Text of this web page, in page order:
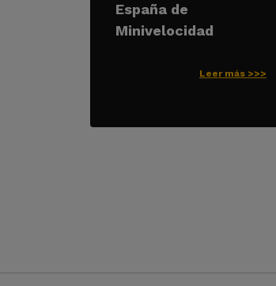
España de
Minivelocidad
Leer más >>>